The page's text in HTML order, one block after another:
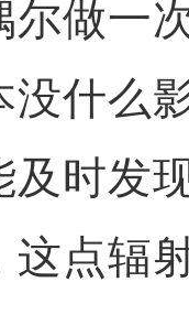
尔做一
没什么
及时发
这点辐